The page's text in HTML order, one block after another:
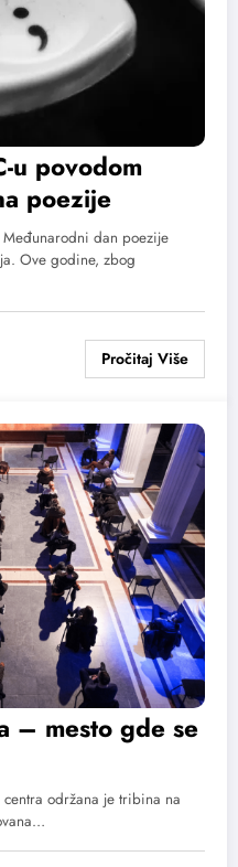
u povodom
poezije
Međunarodni dan poezije
Ove godine, zbog
– mesto gde se
centra održana je tribina na